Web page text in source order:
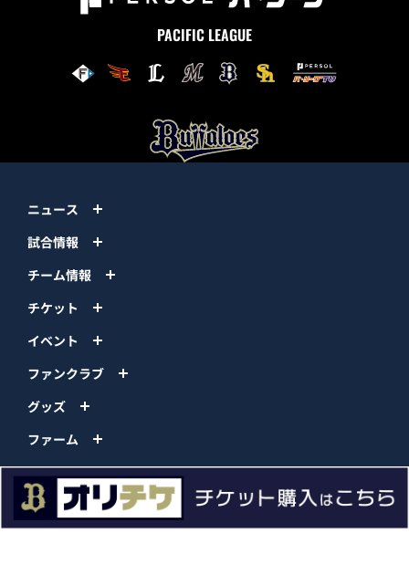
PACIFIC LEAGUE
ニュース
試合情報
チーム情報
チケット
イベント
ファンクラブ
グッズ
ファーム
エンタメ
スタジアム